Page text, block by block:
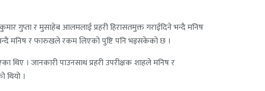
गुप्ता र मुसाहेब आलमलाई प्रहरी हिरासतमुक्त गराईदिने भन्दै मनिष
मनिष र फारुखले रकम लिएको पुष्टि पनि भइसकेको छ ।
थिए । जानकारी पाउनसाथ प्रहरी उपरीक्षक शाहले मनिष र
थियो ।